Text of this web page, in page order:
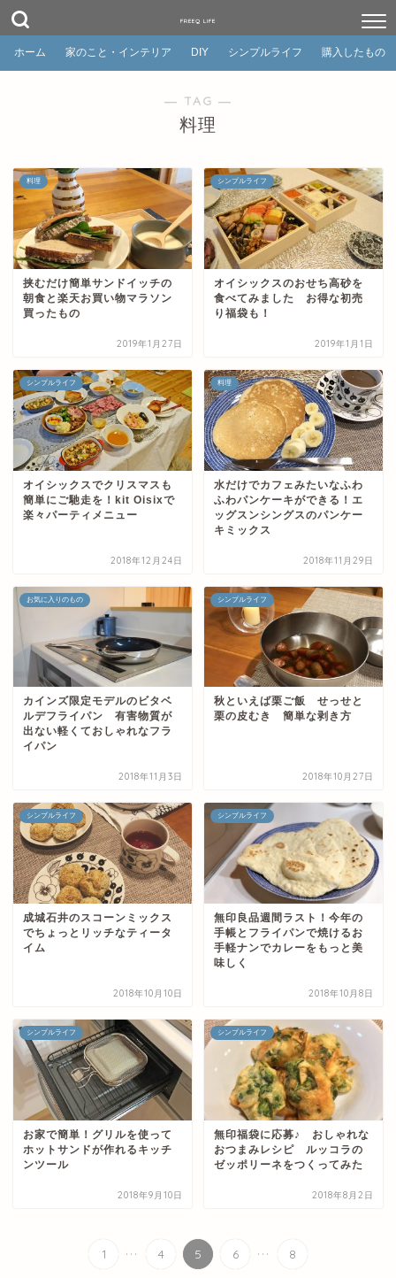
FREEQ LIFE
ホーム 家のこと・インテリア DIY シンプルライフ 購入したもの
― TAG ―
料理
料理
挟むだけ簡単サンドイッチの
朝食と楽天お買い物マラソン
買ったもの
2019年1月27日
シンプルライフ
オイシックスのおせち高砂を
食べてみました お得な初売
り福袋も！
2019年1月1日
シンプルライフ
オイシックスでクリスマスも
簡単にご馳走を！kit Oisixで
楽々パーティメニュー
2018年12月24日
料理
水だけでカフェみたいなふわ
ふわパンケーキができる！エ
ッグスンシングスのパンケー
キミックス
2018年11月29日
お気に入りのもの
カインズ限定モデルのビタベ
ルデフライパン 有害物質が
出ない軽くておしゃれなフラ
イパン
2018年11月3日
シンプルライフ
秋といえば栗ご飯 せっせと
栗の皮むき 簡単な剥き方
2018年10月27日
シンプルライフ
成城石井のスコーンミックス
でちょっとリッチなティータ
イム
2018年10月10日
シンプルライフ
無印良品週間ラスト！今年の
手帳とフライパンで焼けるお
手軽ナンでカレーをもっと美
味しく
2018年10月8日
シンプルライフ
お家で簡単！グリルを使って
ホットサンドが作れるキッチ
ンツール
2018年9月10日
シンプルライフ
無印福袋に応募♪ おしゃれな
おつまみレシピ ルッコラの
ゼッポリーネをつくってみた
2018年8月2日
1 ... 4 5 6 ... 8